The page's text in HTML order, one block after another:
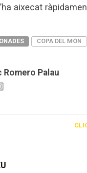
aixecat
COPA DEL MÓN
Romero Palau